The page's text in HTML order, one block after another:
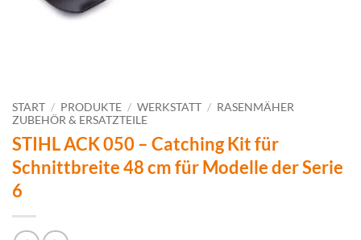
START / PRODUKTE / WERKSTATT / RASENMÄHER
ZUBEHÖR & ERSATZTEILE
STIHL ACK 050 – Catching Kit für
Schnittbreite 48 cm für Modelle der Serie
6